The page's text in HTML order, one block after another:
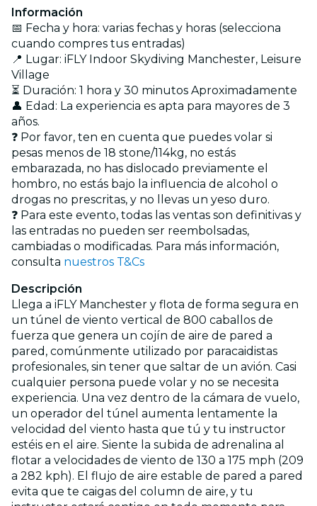
Información
📅 Fecha y hora: varias fechas y horas (selecciona
cuando compres tus entradas)
📍 Lugar: iFLY Indoor Skydiving Manchester, Leisure
Village
⏳ Duración: 1 hora y 30 minutos Aproximadamente
👤 Edad: La experiencia es apta para mayores de 3
años.
❓ Por favor, ten en cuenta que puedes volar si
pesas menos de 18 stone/114kg, no estás
embarazada, no has dislocado previamente el
hombro, no estás bajo la influencia de alcohol o
drogas no prescritas, y no llevas un yeso duro.
❓ Para este evento, todas las ventas son definitivas y
las entradas no pueden ser reembolsadas,
cambiadas o modificadas. Para más información,
consulta nuestros T&Cs
Descripción
Llega a iFLY Manchester y flota de forma segura en
un túnel de viento vertical de 800 caballos de
fuerza que genera un cojín de aire de pared a
pared, comúnmente utilizado por paracaidistas
profesionales, sin tener que saltar de un avión. Casi
cualquier persona puede volar y no se necesita
experiencia. Una vez dentro de la cámara de vuelo,
un operador del túnel aumenta lentamente la
velocidad del viento hasta que tú y tu instructor
estéis en el aire. Siente la subida de adrenalina al
flotar a velocidades de viento de 130 a 175 mph (209
a 282 kph). El flujo de aire estable de pared a pared
evita que te caigas del column de aire, y tu